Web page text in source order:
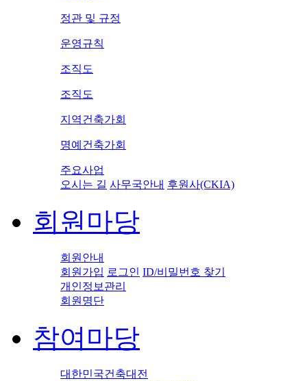
정관 및 규정
운영규칙
조직도
조직도
지역건축가회
명예건축가회
주요사업
오시는 길 사무국안내 후원사(CKIA)
회원마당
회원안내
회원가입 로그인 ID/비밀번호 찾기
개인정보관리
회원명단
참여마당
대한민국건축대전